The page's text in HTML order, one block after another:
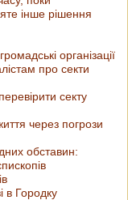
інше рішення
організації
про секти
секту
через погрози
обставин:
в Городку